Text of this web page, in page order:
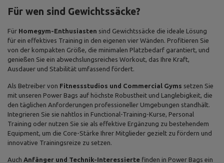
Für wen sind Gewichtssäcke?
Für Homegym-Enthusiasten sind Gewichtssäcke die ideale Lösung
für ein effektives Training in den eigenen vier Wänden. Profitieren Sie
von der kompakten Größe, die minimalen Platzbedarf garantiert, und
genießen Sie ein abwechslungsreiches Workout, das Ihre Kraft,
Ausdauer und Stabilität umfassend fördert.
Als Betreiber von Fitnessstudios und Commercial Gyms setzen Sie
mit unseren Power Bags auf höchste Robustheit und Langlebigkeit, die
den täglichen Anforderungen professioneller Umgebungen standhält.
Integrieren Sie sie nahtlos in Functional-Training-Kurse, Personal
Training oder nutzen Sie sie als effektive Ergänzung zu bestehendem
Equipment, um die Core-Stärke Ihrer Mitglieder gezielt zu fördern und
innovative Trainingsreize zu setzen.
Auch Anfänger und Technik-Interessierte finden in Power Bags ein